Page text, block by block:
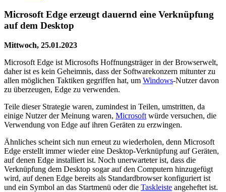
Microsoft Edge erzeugt dauernd eine Verknüpfung
auf dem Desktop
Mittwoch, 25.01.2023
Microsoft Edge ist Microsofts Hoffnungsträger in der Browserwelt,
daher ist es kein Geheimnis, dass der Softwarekonzern mitunter zu
allen möglichen Taktiken gegriffen hat, um Windows-Nutzer davon
zu überzeugen, Edge zu verwenden.
Teile dieser Strategie waren, zumindest in Teilen, umstritten, da
einige Nutzer der Meinung waren, Microsoft würde versuchen, die
Verwendung von Edge auf ihren Geräten zu erzwingen.
Ähnliches scheint sich nun erneut zu wiederholen, denn Microsoft
Edge erstellt immer wieder eine Desktop-Verknüpfung auf Geräten,
auf denen Edge installiert ist. Noch unerwarteter ist, dass die
Verknüpfung dem Desktop sogar auf den Computern hinzugefügt
wird, auf denen Edge bereits als Standardbrowser konfiguriert ist
und ein Symbol an das Startmenü oder die Taskleiste angeheftet ist.